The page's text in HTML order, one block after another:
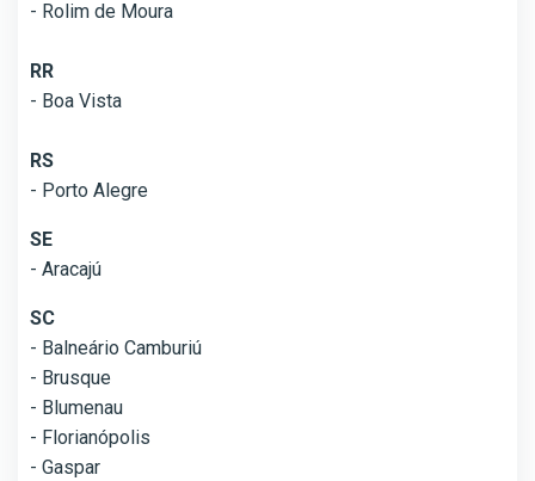
- Rolim de Moura
RR
- Boa Vista
RS
- Porto Alegre
SE
- Aracajú
SC
- Balneário Camburiú
- Brusque
- Blumenau
- Florianópolis
- Gaspar